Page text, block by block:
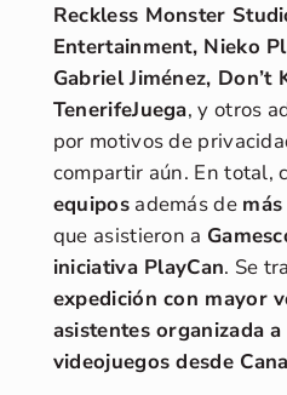
Reckless Monster
Entertainment, Nieko
Gabriel Jiménez, Don’t
TenerifeJuega, y otros
por motivos de
compartir aún. En total,
equiposademás de
que asistieron a
iniciativa PlayCan. Se
expedición con mayor
asistentes organizada
videojuegos desde